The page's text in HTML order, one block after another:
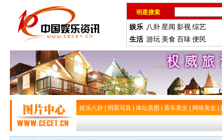
明星搜索
娱乐 八卦星闻 影视综艺
生活 游玩 美食 百味便民
娱乐八卦 明星写真 体坛美图 香车美女 网络美女